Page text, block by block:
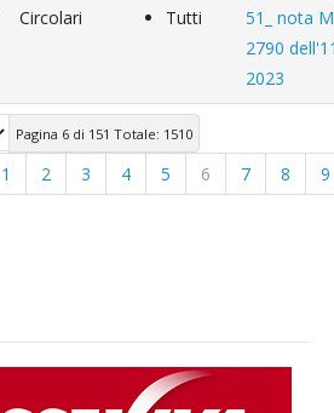
Pagina 6 di 151 Totale: 1510
1 2 3 4 5 6 7 8
9
Circolari Tutti
51_ nota
2790
2023